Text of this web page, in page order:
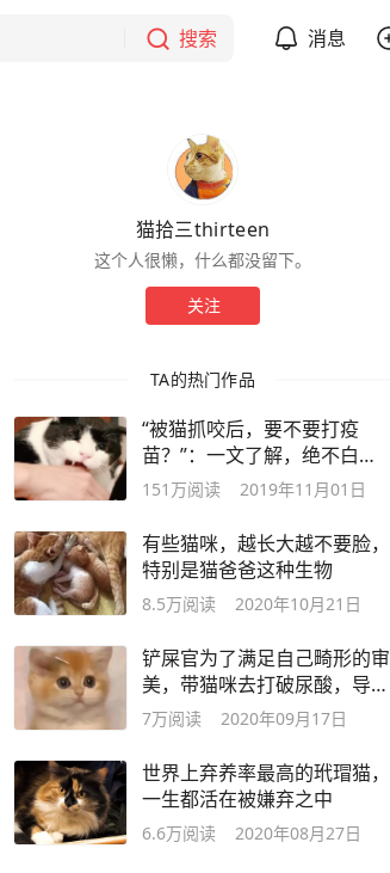
搜索 消息
猫拾三thirteen
这个人很懒，什么都没留下。
关注
TA的热门作品
“被猫抓咬后，要不要打疫
苗？”：一文了解，绝不白挨
针
151万阅读 2019年11月01日
有些猫咪，越长大越不要脸，
特别是猫爸爸这种生物
8.5万阅读 2020年10月21日
铲屎官为了满足自己畸形的审
美，带猫咪去打破尿酸，导致
猫咪毁容
7万阅读 2020年09月17日
世界上弃养率最高的玳瑁猫，
一生都活在被嫌弃之中
6.6万阅读 2020年08月27日